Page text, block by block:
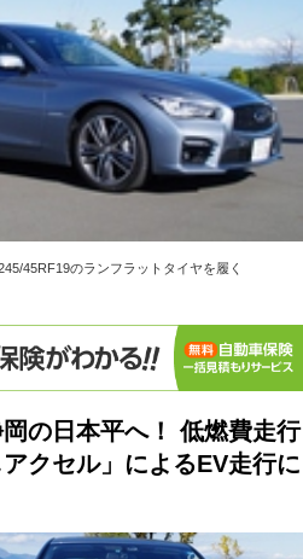
45RF19のランフラットタイヤを履く
の日本平へ！ 低燃費走行
クセル」によるEV走行に